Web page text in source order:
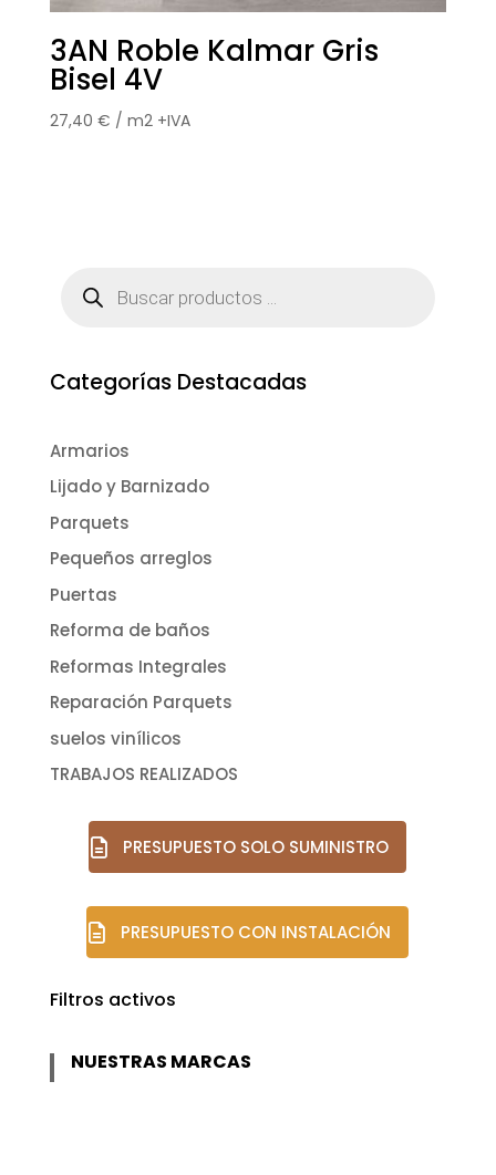
3AN Roble Kalmar Gris
Bisel 4V
27,40 € / m2 +IVA
productos
Categorías Destacadas
Armarios
Lijado y Barnizado
Parquets
Pequeños arreglos
Puertas
Reforma de baños
Reformas Integrales
Reparación Parquets
suelos vinílicos
TRABAJOS REALIZADOS
PRESUPUESTO SOLO SUMINISTRO
PRESUPUESTO CON INSTALACIÓN
Filtros activos
NUESTRAS MARCAS